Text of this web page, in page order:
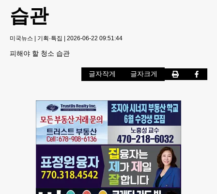
습관
미국뉴스 | 기획·특집 | 2026-06-22 09:51:44
피해야 할 청소 습관
글자작게 글자크게